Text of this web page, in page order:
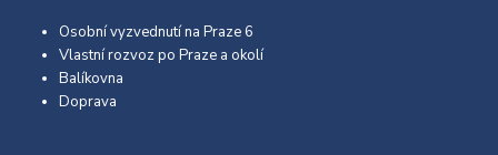
Osobní vyzvednutí na Praze 6
Vlastní rozvoz po Praze a okolí
Balíkovna
Doprava